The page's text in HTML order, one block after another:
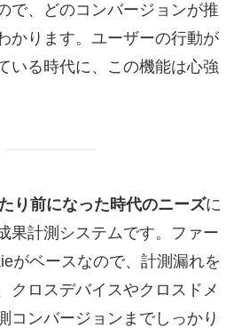
で、どのコンバージョンが推
かります。ユーザーの行動が
いる時代に、この機能は心強
り前になった時代のニーズに
果計測システムです。ファー
がベースなので、計測漏れを
クロスデバイスやクロスドメ
コンバージョンまでしっかり